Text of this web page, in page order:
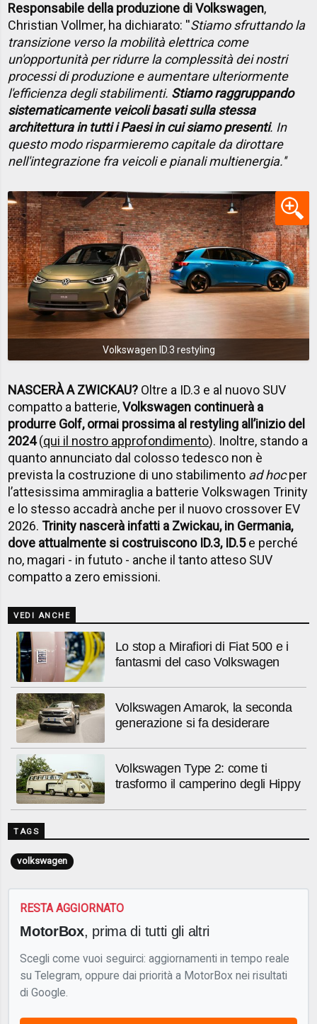
Responsabile della produzione di Volkswagen,
Christian Vollmer, ha dichiarato: ''Stiamo sfruttando la
transizione verso la mobilità elettrica come
un'opportunità per ridurre la complessità dei nostri
processi di produzione e aumentare ulteriormente
l'efficienza degli stabilimenti. Stiamo raggruppando
sistematicamente veicoli basati sulla stessa
architettura in tutti i Paesi in cui siamo presenti. In
questo modo risparmieremo capitale da dirottare
nell'integrazione fra veicoli e pianali multienergia.''
Volkswagen ID.3 restyling
NASCERÀ A ZWICKAU? Oltre a ID.3 e al nuovo SUV
compatto a batterie,Volkswagen continuerà a
produrre Golf, ormai prossima al restyling all’inizio del
2024(qui il nostro approfondimento). Inoltre, stando a
quanto annunciato dal colosso tedesco non è
prevista la costruzione di uno stabilimento ad hocper
l’attesissima ammiraglia a batterie Volkswagen Trinity
e lo stesso accadrà anche per il nuovo crossover EV
2026.Trinity nascerà infatti a Zwickau, in Germania,
dove attualmente si costruiscono ID.3, ID.5e perché
no, magari - in fututo - anche il tanto atteso SUV
compatto a zero emissioni.
VEDI ANCHE
Lo stop a Mirafiori di Fiat 500 e i
fantasmi del caso Volkswagen
Volkswagen Amarok, la seconda
generazione si fa desiderare
Volkswagen Type 2: come ti
trasformo il camperino degli Hippy
TAGS
volkswagen
RESTA AGGIORNATO
MotorBox, prima di tutti gli altri
Scegli come vuoi seguirci: aggiornamenti in tempo reale
su Telegram, oppure dai priorità a MotorBox nei risultati
di Google.